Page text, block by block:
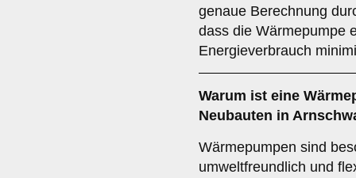
genaue Berechnung
dass die Wärmepumpe
Energieverbrauch
Warum ist eine
Neubauten in
Wärmepumpen sind
umweltfreundlich und